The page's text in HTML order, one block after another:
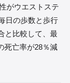
がウエストステ
日の歩数と歩行
と比較して、最
死亡率が28％減